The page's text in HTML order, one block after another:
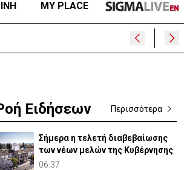
MY PLACE
Ειδήσεων Περισσότερα
Σήμερα η τελετή διαβεβαίωσης
των νέων μελών της Κυβέρνησης
06:37